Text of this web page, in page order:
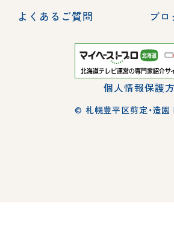
よくあるご質問
ブロ
個人情報保護
© 札幌豊平区剪定・造園